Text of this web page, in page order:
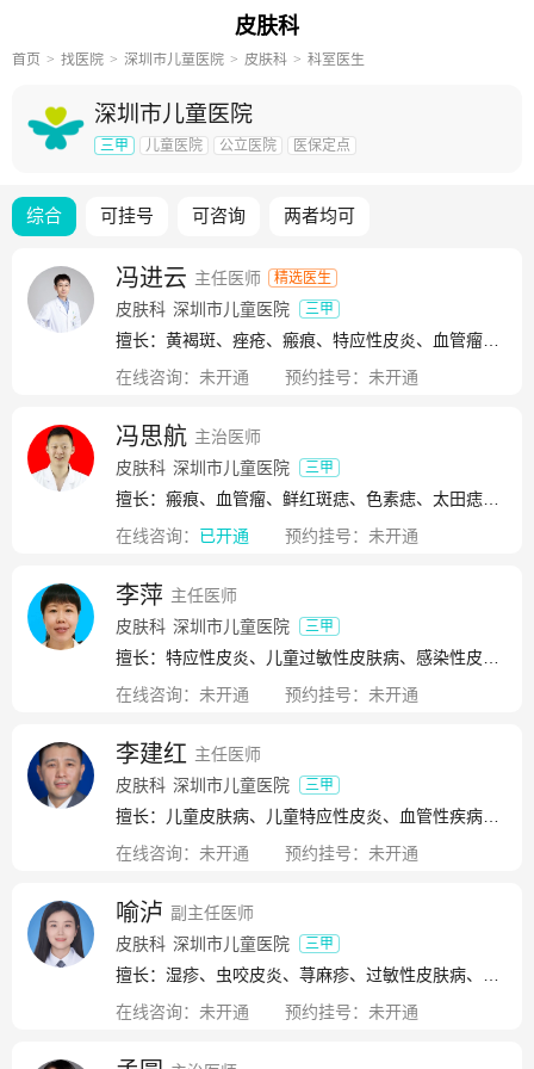
皮肤科
首页 找医院 深圳市儿童医院 皮肤科 科室医生
深圳市儿童医院
三甲 儿童医院 公立医院 医保定点
综合 可挂号 可咨询 两者均可
冯进云 主任医师 精选医生
皮肤科 深圳市儿童医院 三甲
在线咨询： 未开通 预约挂号： 未开通
冯思航 主治医师
皮肤科 深圳市儿童医院 三甲
在线咨询： 已开通 预约挂号： 未开通
李萍 主任医师
皮肤科 深圳市儿童医院 三甲
在线咨询： 未开通 预约挂号： 未开通
李建红 主任医师
皮肤科 深圳市儿童医院 三甲
在线咨询： 未开通 预约挂号： 未开通
喻泸 副主任医师
皮肤科 深圳市儿童医院 三甲
在线咨询： 未开通 预约挂号： 未开通